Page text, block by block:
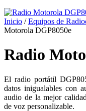
Inicio /Equipos de
Motorola DGP8050e
Radio
El radio portátil
datos inigualables con
audio de la mejor
de voz personalizable.